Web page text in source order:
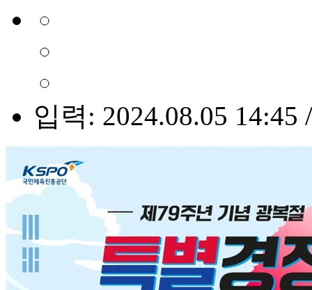
입력: 2024.08.05 14:45